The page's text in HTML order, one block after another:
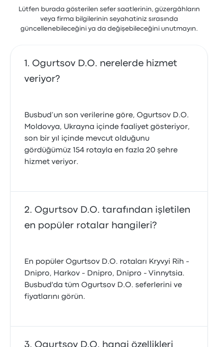
Lütfen burada gösterilen sefer saatlerinin, güzergâhların
veya firma bilgilerinin seyahatiniz sırasında
güncellenebileceğini ya da değişebileceğini unutmayın.
Ogurtsov D.O. nerelerde hizmet
veriyor?
Busbud’un son verilerine göre, Ogurtsov D.O.
Moldovya, Ukrayna içinde faaliyet gösteriyor,
son bir yıl içinde mevcut olduğunu
gördüğümüz 154 rotayla en fazla 20 şehre
hizmet veriyor.
Ogurtsov D.O. tarafından işletilen
en popüler rotalar hangileri?
En popüler Ogurtsov D.O. rotaları Kryvyi Rih -
Dnipro, Harkov - Dnipro, Dnipro - Vinnytsia.
Busbud'da tüm Ogurtsov D.O. seferlerini ve
fiyatlarını görün.
Ogurtsov D.O. hangi özellikleri